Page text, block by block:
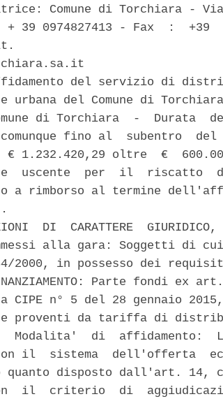
Comune di Torchiara -
39 0974827413 - Fax  :  +39
del servizio di
urbana del Comune di
di Torchiara  -  Durata
fino al  subentro
1.232.420,29 oltre  €
uscente  per  il  riscatto
a rimborso al termine
DI  CARATTERE  GIURIDICO,
Ammessi alla gara: Soggetti di
2000, in possesso dei
Parte fondi ex art.
CIPE n° 5 del 28 gennaio
proventi da tariffa di
Modalita'  di  affidamento:
il  sistema  dell'offerta
quanto disposto dall'art. 14,
il  criterio  di